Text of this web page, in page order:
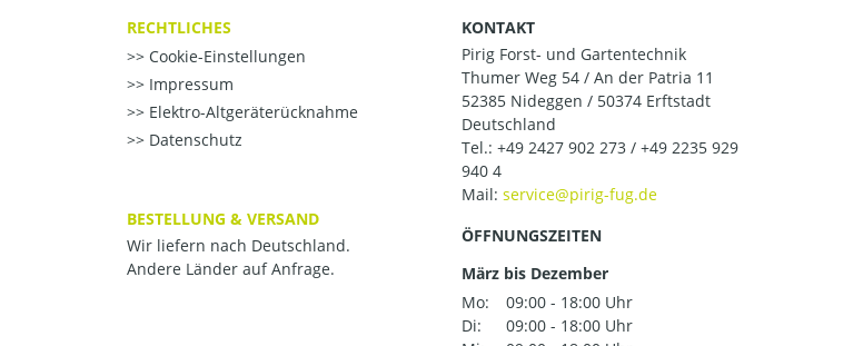
RECHTLICHES
Cookie-Einstellungen
Impressum
Elektro-Altgeräterücknahme
Datenschutz
BESTELLUNG & VERSAND
Wir liefern nach Deutschland.
Andere Länder auf Anfrage.
KONTAKT
Pirig Forst- und Gartentechnik
Thumer Weg 54 / An der Patria 11
52385 Nideggen / 50374 Erftstadt
Deutschland
Tel.: +49 2427 902 273 / +49 2235 929
940 4
Mail:
ÖFFNUNGSZEITEN
März bis Dezember
Mo:
09:00 - 18:00 Uhr
Di:
09:00 - 18:00 Uhr